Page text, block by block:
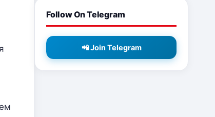
Follow On Telegram
📲 Join Telegram